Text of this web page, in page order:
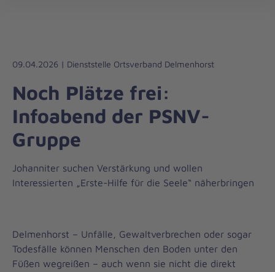
09.04.2026 | Dienststelle Ortsverband Delmenhorst
Noch Plätze frei:
Infoabend der PSNV-
Gruppe
Johanniter suchen Verstärkung und wollen
Interessierten „Erste-Hilfe für die Seele“ näherbringen
Delmenhorst – Unfälle, Gewaltverbrechen oder sogar
Todesfälle können Menschen den Boden unter den
Füßen wegreißen – auch wenn sie nicht die direkt